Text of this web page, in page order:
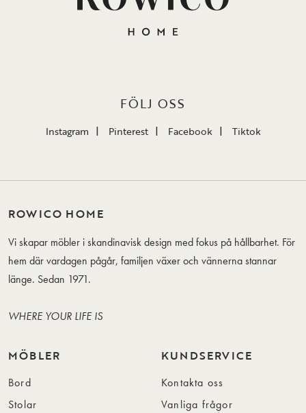
FÖLJ OSS
Instagram Pinterest Facebook Tiktok
ROWICO HOME
Vi skapar möbler i skandinavisk design med fokus på hållbarhet. För
hem där vardagen pågår, familjen växer och vännerna stannar
länge. Sedan 1971.
WHERE YOUR LIFE IS
MÖBLER
Bord
Stolar
KUNDSERVICE
Kontakta oss
Vanliga frågor